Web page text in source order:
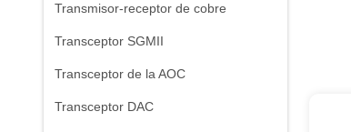
Transmisor-receptor de cobre
Transceptor SGMII
Transceptor de la AOC
Transceptor DAC